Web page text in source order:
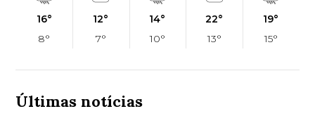
16°
8°
12°
7°
14°
10°
22°
13°
19°
15°
Últimas notícias